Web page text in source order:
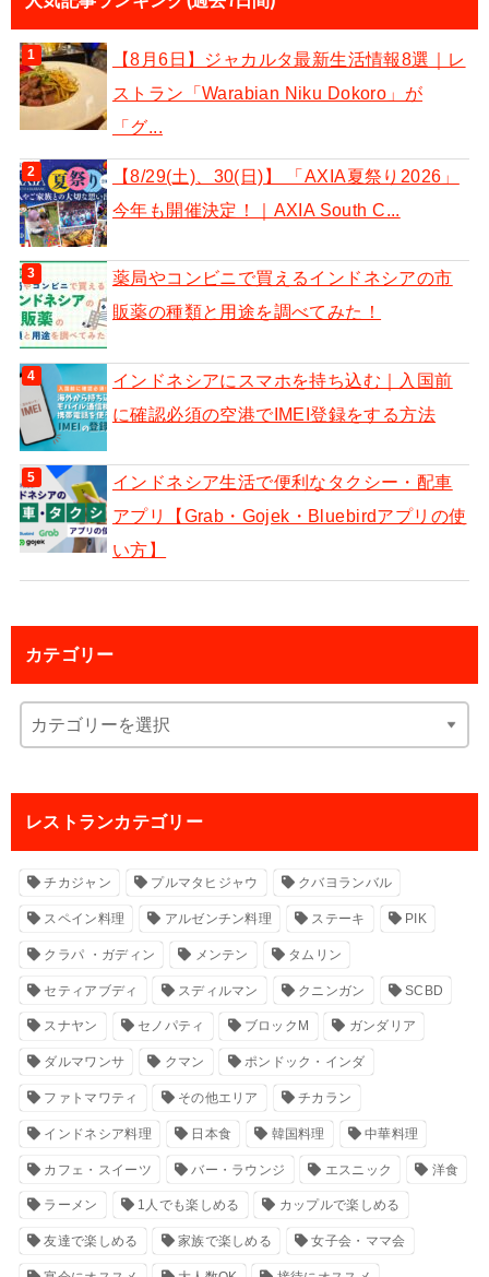
【8月6日】ジャカルタ最新生活情報8選｜レ
ストラン「Warabian Niku Dokoro」が
「グ...
【8/29(土)、30(日)】 「AXIA夏祭り2026」
今年も開催決定！｜AXIA South C...
薬局やコンビニで買えるインドネシアの市
販薬の種類と用途を調べてみた！
インドネシアにスマホを持ち込む｜入国前
に確認必須の空港でIMEI登録をする方法
インドネシア生活で便利なタクシー・配車
アプリ【Grab・Gojek・Bluebirdアプリの使
い方】
カテゴリー
レストランカテゴリー
チカジャン プルマタヒジャウ クバヨランバル
スペイン料理 アルゼンチン料理 ステーキ PIK
クラパ ・ガディン メンテン タムリン
セティアブディ スディルマン クニンガン SCBD
スナヤン セノパティ ブロックM ガンダリア
ダルマワンサ クマン ポンドック・インダ
ファトマワティ その他エリア チカラン
インドネシア料理 日本食 韓国料理 中華料理
カフェ・スイーツ バー・ラウンジ エスニック 洋食
ラーメン 1人でも楽しめる カップルで楽しめる
友達で楽しめる 家族で楽しめる 女子会・ママ会